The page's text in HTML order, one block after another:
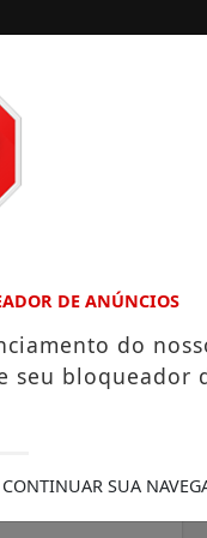
PAULISTA
E CHARME
DE ANÚNCIOS
do
bloqueador
SUA